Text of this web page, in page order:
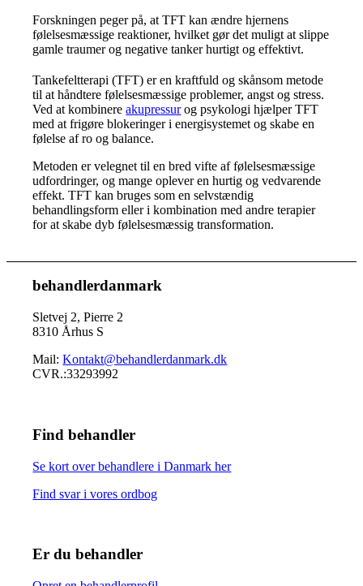
Forskningen peger på, at TFT kan ændre hjernens
følelsesmæssige reaktioner, hvilket gør det muligt at slippe
gamle traumer og negative tanker hurtigt og effektivt.
Tankefeltterapi (TFT) er en kraftfuld og skånsom metode
til at håndtere følelsesmæssige problemer, angst og stress.
Ved at kombinereakupressurog psykologi hjælper TFT
med at frigøre blokeringer i energisystemet og skabe en
følelse af ro og balance.
Metoden er velegnet til en bred vifte af følelsesmæssige
udfordringer, og mange oplever en hurtig og vedvarende
effekt. TFT kan bruges som en selvstændig
behandlingsform eller i kombination med andre terapier
for at skabe dyb følelsesmæssig transformation.
behandlerdanmark
Sletvej 2, Pierre 2
8310 Århus S
Mail:Kontakt@behandlerdanmark.dk
CVR.:33293992
Find behandler
Se kort over behandlere i Danmark her
Find svar i vores ordbog
Er du behandler